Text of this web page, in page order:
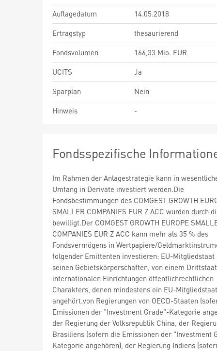
Auflagedatum
14.05.2018
Ertragstyp
thesaurierend
Fondsvolumen
166,33 Mio. EUR
UCITS
Ja
Sparplan
Nein
Hinweis
-
Fondsspezifische
Im Rahmen der Anlagestrategie kann in
Umfang in Derivate investiert werden.Die
Fondsbestimmungen des COMGEST GROWTH
SMALLER COMPANIES EUR Z ACC wurden durch
bewilligt.Der COMGEST GROWTH EUROPE
COMPANIES EUR Z ACC kann mehr als 35 % des
Fondsvermögens in Wertpapiere/
folgender Emittenten investieren: EU-Mitgliedstaat
seinen Gebietskörperschaften, von einem
internationalen Einrichtungen öffentlichrechtlichen
Charakters, denen mindestens ein EU-Mitgliedstaat
angehört.von Regierungen von OECD-Staaten
Emissionen der "Investment Grade"-Kategorie
der Regierung der Volksrepublik China, der
Brasiliens (sofern die Emissionen der "Investment
Kategorie angehören), der Regierung Indiens